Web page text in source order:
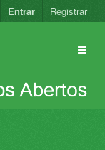
Entrar Registrar